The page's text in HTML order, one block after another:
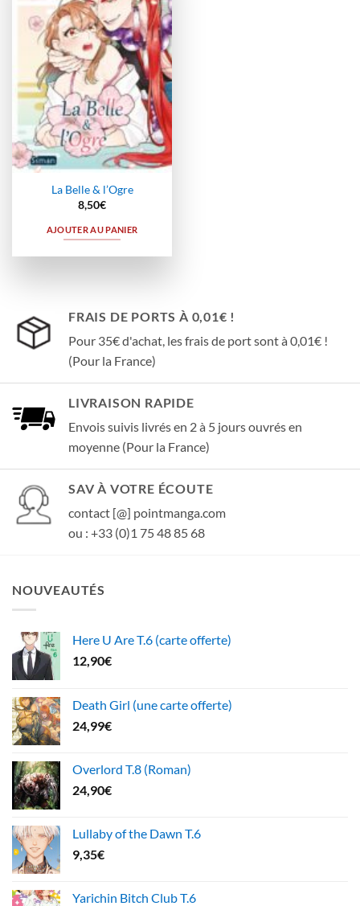
wishlist
La Belle & l’Ogre
8,50€
AJOUTER AU PANIER
FRAIS DE PORTS À 0,01€ !
Pour 35€ d'achat, les frais de port sont à 0,01€ !
(Pour la France)
LIVRAISON RAPIDE
Envois suivis livrés en 2 à 5 jours ouvrés en
moyenne (Pour la France)
SAV À VOTRE ÉCOUTE
contact [@] pointmanga.com
ou : +33 (0)1 75 48 85 68
NOUVEAUTÉS
Here U Are T.6 (carte offerte)
12,90€
Death Girl (une carte offerte)
24,99€
Overlord T.8 (Roman)
24,90€
Lullaby of the Dawn T.6
9,35€
Yarichin Bitch Club T.6